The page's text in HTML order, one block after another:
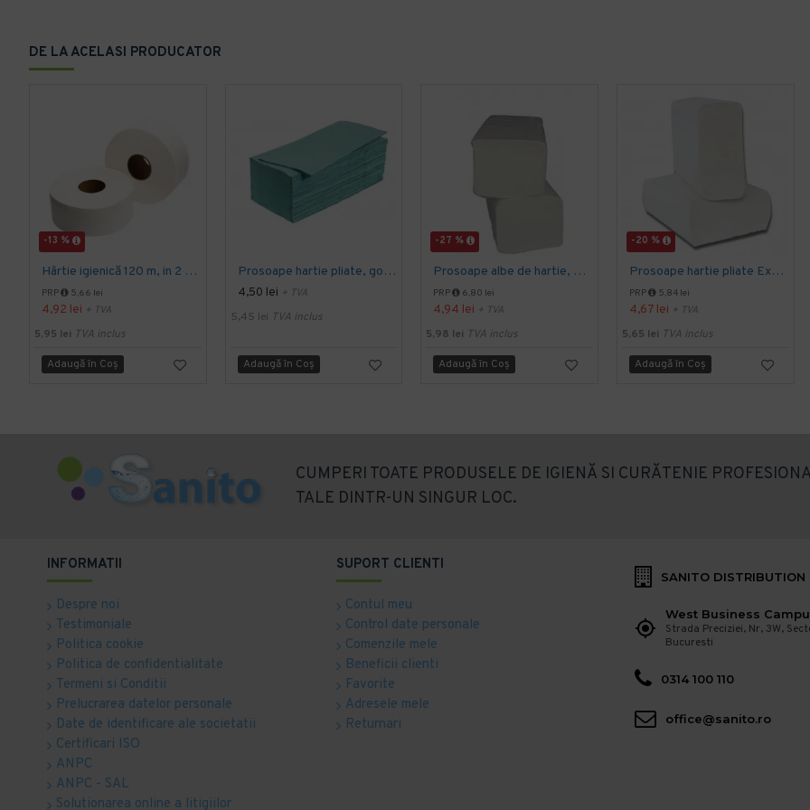
DE LA ACELASI PRODUCATOR
-13 %
Hârtie igienică 120 m, in 2 straturi, extra albă, Mini Jumbo, AQAS
PRP 5,66 lei
4,92 lei + TVA
5,95 lei TVA inclus
Adaugă în Coş
Prosoape hartie pliate, gofrate, verzi, 25 x 23 cm, V fold, 1 strat, AQAS, 250 buc/pachet
4,50 lei + TVA
5,45 lei TVA inclus
Adaugă în Coş
-27 %
Prosoape albe de hartie, pliate V fold, 25 x 23 cm, in 2 straturi, 160 buc/pachet, 20 pac/bax, AQAS
PRP 6,80 lei
4,94 lei + TVA
5,98 lei TVA inclus
Adaugă în Coş
-20 %
Prosoape hartie pliate Expres Z fold, 160 buc / pachet, 2 straturi, 21 x 23 cm, 12 pac / bax, AQAS
PRP 5,84 lei
4,67 lei + TVA
5,65 lei TVA inclus
Adaugă în Coş
CUMPERI TOATE PRODUSELE DE IGIENĂ SI CURĂTENIE
TALE DINTR-UN SINGUR LOC.
INFORMATII
Despre noi
Testimoniale
Politica cookie
Politica de confidentialitate
Termeni si Conditii
Prelucrarea datelor personale
Date de identificare ale societatii
Certificari ISO
ANPC
ANPC - SAL
Solutionarea online a litigiilor
SUPORT CLIENTI
Contul meu
Control date personale
Comenzile mele
Beneficii clienti
Favorite
Adresele mele
Returnari
SANITO DISTRIBUTION
West Business
Strada Preciziei, Nr, 3W,
Bucuresti
0314 100 110
office@sanito.ro